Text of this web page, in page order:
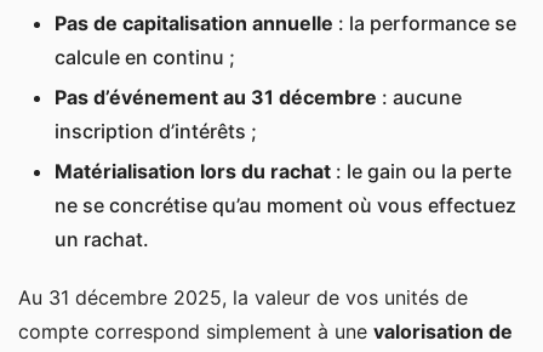
Pas de capitalisation annuelle : la performance se
calcule en continu ;
Pas d’événement au 31 décembre : aucune
inscription d’intérêts ;
Matérialisation lors du rachat : le gain ou la perte
ne se concrétise qu’au moment où vous effectuez
un rachat.
Au 31 décembre 2025, la valeur de vos unités de
compte correspond simplement à une valorisation de